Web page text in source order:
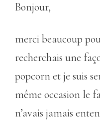
Bonjour,
merci beaucoup
recherchais une
popcorn et je suis
même occasion le
n’avais jamais